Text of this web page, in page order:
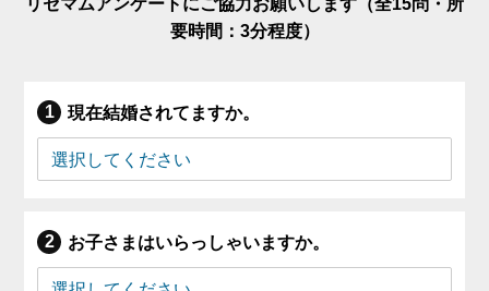
リセマムアンケートにご協力お願いします（全15問・所
要時間：3分程度）
現在結婚されてますか。
お子さまはいらっしゃいますか。